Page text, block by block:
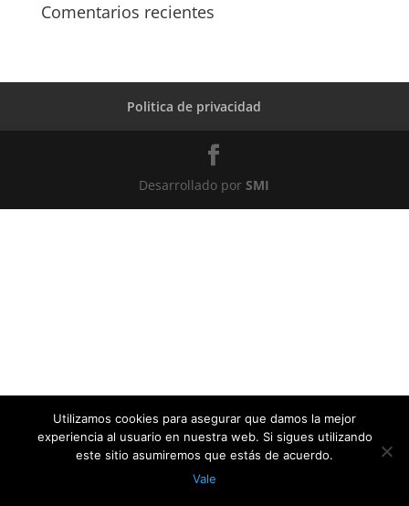
Comentarios recientes
Politica de privacidad
Desarrollado porSMI
Utilizamos cookies para asegurar que damos la mejor
experiencia al usuario en nuestra web. Si sigues utilizando
este sitio asumiremos que estás de acuerdo.
Vale